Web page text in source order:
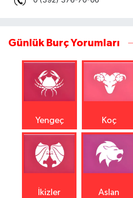
Günlük Burç Yorumları
Yengeç Koç
İkizler Aslan